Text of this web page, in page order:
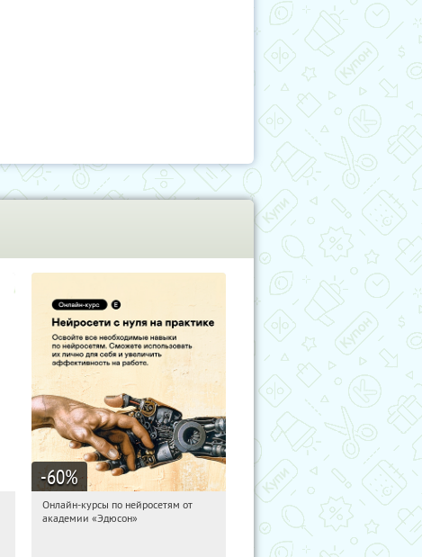
-60%
00:36:03 Получили:
Онлайн-курсы по нейросетям от
академии «Эдюсон»